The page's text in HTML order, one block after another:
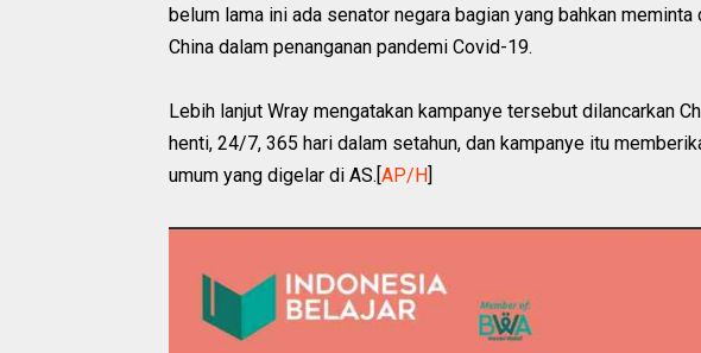
belum lama ini ada senator negara bagian yang bahkan
China dalam penanganan pandemi Covid-19.
Lebih lanjut Wray mengatakan kampanye tersebut dilancarkan
henti, 24/7, 365 hari dalam setahun, dan kampanye itu
umum yang digelar di AS.[ AP/H